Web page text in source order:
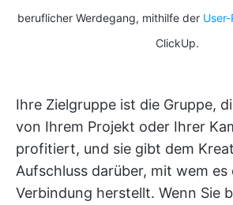
beruflicher Werdegang, mithilfe der
ClickUp.
Ihre Zielgruppe ist die Gruppe,
von Ihrem Projekt oder Ihrer
profitiert, und sie gibt dem
Aufschluss darüber, mit wem es
Verbindung herstellt. Wenn Sie